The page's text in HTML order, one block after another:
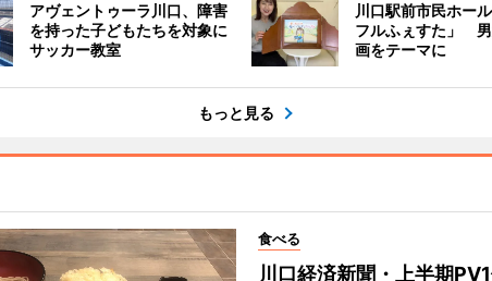
アヴェントゥーラ川口、障害
を持った子どもたちを対象に
サッカー教室
川口駅前市民ホー
フルふぇすた」
画をテーマに
もっと見る
食べる
川口経済新聞・上半期